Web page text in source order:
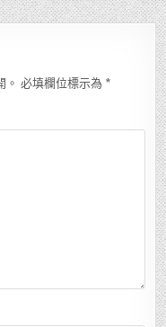
。 必填欄位標示為 *